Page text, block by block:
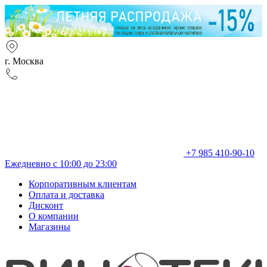
г. Москва
+7 985 410-90-10
Ежедневно с 10:00 до 23:00
Корпоративным клиентам
Оплата и доставка
Дисконт
О компании
Магазины